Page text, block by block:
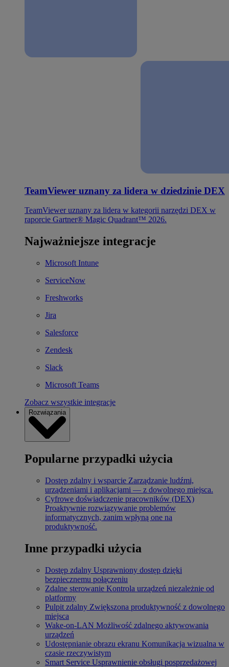
TeamViewer uznany za lidera w dziedzinie DEX
TeamViewer uznany za lidera w kategorii narzędzi DEX w
raporcie Gartner® Magic Quadrant™ 2026.
Najważniejsze integracje
Microsoft Intune
ServiceNow
Freshworks
Jira
Salesforce
Zendesk
Slack
Microsoft Teams
Zobacz wszystkie integracje
Rozwiązania
Popularne przypadki użycia
Dostęp zdalny i wsparcie Zarządzanie ludźmi,
urządzeniami i aplikacjami — z dowolnego miejsca.
Cyfrowe doświadczenie pracowników (DEX)
Proaktywnie rozwiązywanie problemów
informatycznych, zanim wpłyną one na
produktywność.
Inne przypadki użycia
Dostęp zdalny Usprawniony dostęp dzięki
bezpiecznemu połączeniu
Zdalne sterowanie Kontrola urządzeń niezależnie od
platformy
Pulpit zdalny Zwiększona produktywność z dowolnego
miejsca
Wake-on-LAN Możliwość zdalnego aktywowania
urządzeń
Udostępnianie obrazu ekranu Komunikacja wizualna w
czasie rzeczywistym
Smart Service Usprawnienie obsługi posprzedażowej